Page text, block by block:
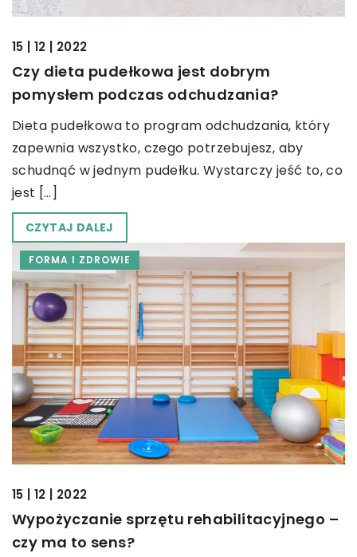
15 | 12 | 2022
Czy dieta pudełkowa jest dobrym
pomysłem podczas odchudzania?
Dieta pudełkowa to program odchudzania, który
zapewnia wszystko, czego potrzebujesz, aby
schudnąć w jednym pudełku. Wystarczy jeść to, co
jest […]
CZYTAJ DALEJ
FORMA I ZDROWIE
15 | 12 | 2022
Wypożyczanie sprzętu rehabilitacyjnego –
czy ma to sens?